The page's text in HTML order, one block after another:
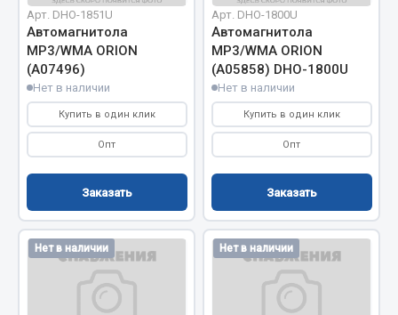
Пружины
Хомуты
Показать ещё
Весь раздел
Соединительные элементы
Адаптеры и переходники
Тройники
Арт. DHO-1851U
Автомагнитола
МР3/WMA ORION
(А07496)
Нет в наличии
Купить в один клик
Опт
Заказать
Арт. DHO-1800U
Автомагнитола
МР3/WMA ORION
(A05858) DHO-1800U
Нет в наличии
Купить в один клик
Опт
Заказать
Нет в наличии Нет в наличии